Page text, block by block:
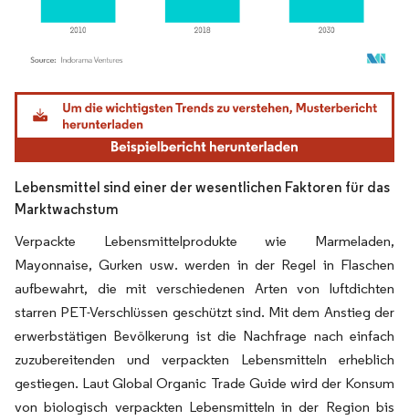
Bild © Mordor Intelligence. Wiederverwendung erfordert Namensnennung gemäß
Lebensmittel sind einer der wesentlichen Faktoren für das
Marktwachstum
Verpackte Lebensmittelprodukte wie Marmeladen,
Mayonnaise, Gurken usw. werden in der Regel in Flaschen
aufbewahrt, die mit verschiedenen Arten von luftdichten
starren PET-Verschlüssen geschützt sind. Mit dem Anstieg der
erwerbstätigen Bevölkerung ist die Nachfrage nach einfach
zuzubereitenden und verpackten Lebensmitteln erheblich
gestiegen. Laut Global Organic Trade Guide wird der Konsum
von biologisch verpackten Lebensmitteln in der Region bis